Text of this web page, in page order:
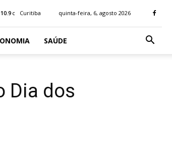
10.9 C Curitiba quinta-feira, 6, agosto 2026
SAÚDE
Dia dos